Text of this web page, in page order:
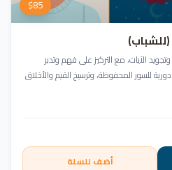
$85
الآيات، مع التركيز على فهم وتدبر
للسور المحفوظة، وترسيخ القيم والأخلاق
القراءة والفهم.
أضف للسلة